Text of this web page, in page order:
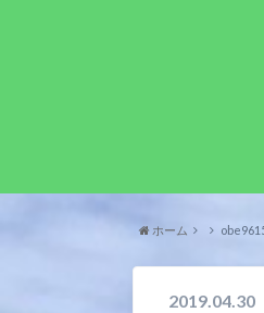
ホーム
2019.04.30